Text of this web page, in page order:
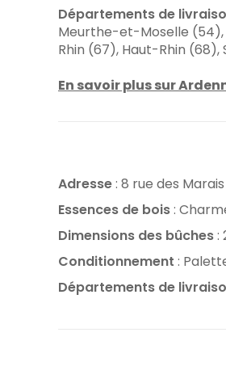
Départements de
Meurthe-et-Moselle (54),
Rhin (67), Haut-Rhin
En savoir plus sur
Adresse: 8 rue des
Essences de bois:
Dimensions des bûches:
Conditionnement :
Départements de